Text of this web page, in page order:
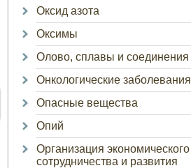
Оксид азота
Оксимы
Олово, сплавы и соединения
Онкологические заболевания
Опасные вещества
Опий
Организация экономического
сотрудничества и развития